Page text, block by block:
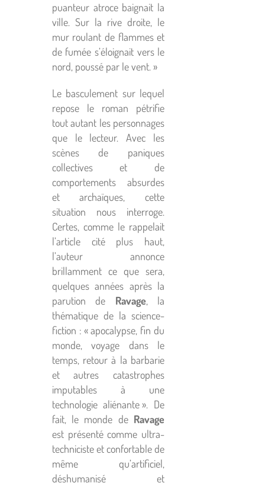
puanteur atroce baignait la
ville. Sur la rive droite, le
mur roulant de flammes et
de fumée s’éloignait vers le
nord, poussé par le vent. »
Le basculement sur lequel
repose le roman pétrifie
tout autant les personnages
que le lecteur. Avec les
scènes de paniques
collectives et de
comportements absurdes
et archaïques, cette
situation nous interroge.
Certes, comme le rappelait
l’article cité plus haut,
l’auteur annonce
brillamment ce que sera,
quelques années après la
parution de Ravage, la
thématique de la science-
fiction : « apocalypse, fin du
monde, voyage dans le
temps, retour à la barbarie
et autres catastrophes
imputables à une
technologie aliénante ». De
fait, le monde de Ravage
est présenté comme ultra-
techniciste et confortable de
même qu’artificiel,
déshumanisé et